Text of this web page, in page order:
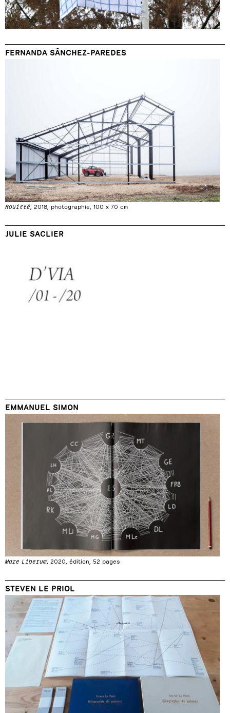
FERNANDA SÁNCHEZ-PAREDES
Rouillé, 2018, photographie, 100 x 70 cm
JULIE SACLIER
EMMANUEL SIMON
Mare Liberum, 2020, édition, 52 pages
STEVEN LE PRIOL